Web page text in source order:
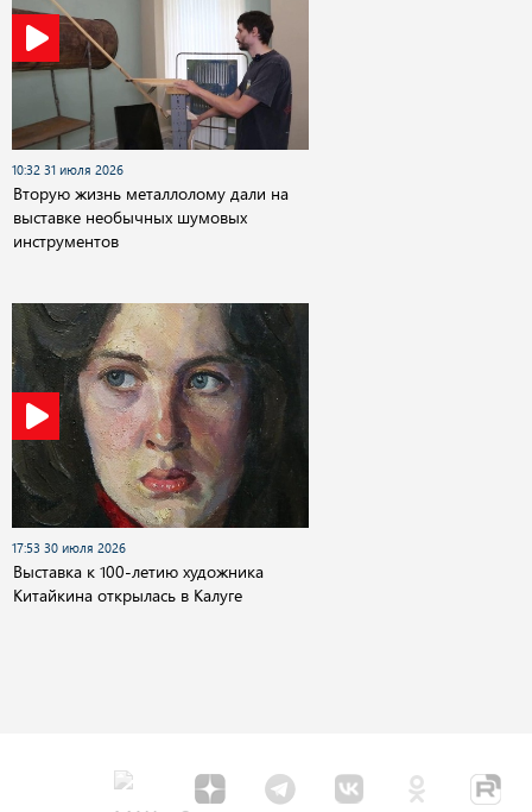
10:32 31 июля 2026
Вторую жизнь металлолому дали на
выставке необычных шумовых
инструментов
17:53 30 июля 2026
Выставка к 100-летию художника
Китайкина открылась в Калуге